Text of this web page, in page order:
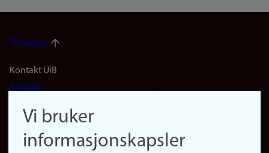
Til toppen
Footer
(no)
Kontakt UiB
Kontakt
Finn forsker
Presse
Vi bruker
informasjonskapsler